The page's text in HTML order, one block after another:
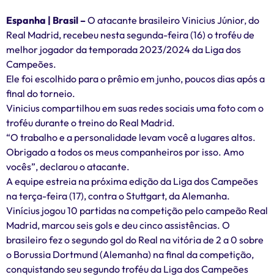
Espanha | Brasil –O atacante brasileiro Vinicius Júnior, do
Real Madrid, recebeu nesta segunda-feira (16) o troféu de
melhor jogador da temporada 2023/2024 da Liga dos
Campeões.
Ele foi escolhido para o prêmio em junho, poucos dias após a
final do torneio.
Vinicius compartilhou em suas redes sociais uma foto com o
troféu durante o treino do Real Madrid.
“O trabalho e a personalidade levam você a lugares altos.
Obrigado a todos os meus companheiros por isso. Amo
vocês”, declarou o atacante.
A equipe estreia na próxima edição da Liga dos Campeões
na terça-feira (17), contra o Stuttgart, da Alemanha.
Vinícius jogou 10 partidas na competição pelo campeão Real
Madrid, marcou seis gols e deu cinco assistências. O
brasileiro fez o segundo gol do Real na vitória de 2 a 0 sobre
o Borussia Dortmund (Alemanha) na final da competição,
conquistando seu segundo troféu da Liga dos Campeões